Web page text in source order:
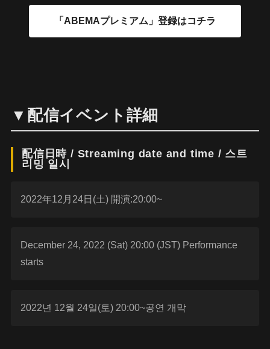
▼配信イベント詳細
配信日時 / Streaming date and time / 스트
리밍 일시
2022年12月24日(土) 開演:20:00~
December 24, 2022 (Sat) 20:00 (JST) Performance
starts
2022년 12월 24일(토) 20:00~공연 개막